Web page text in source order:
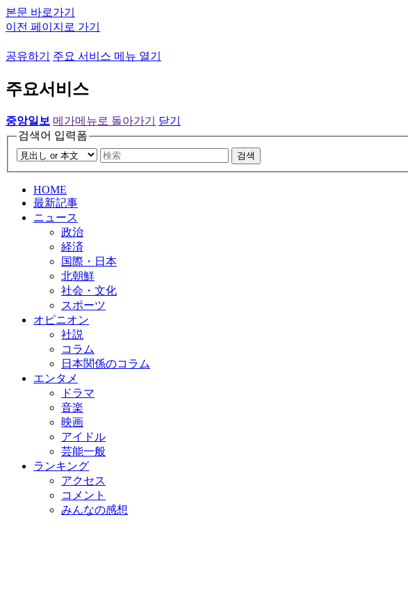
본문 바로가기
이전 페이지로 가기
공유하기 주요 서비스 메뉴 열기
주요서비스
중앙일보 메가메뉴로 돌아가기
닫기
검색어 입력폼
검색
HOME
最新記事
ニュース
政治
経済
国際・日本
北朝鮮
社会・文化
スポーツ
オピニオン
社説
コラム
日本関係のコラム
エンタメ
ドラマ
音楽
映画
アイドル
芸能一般
ランキング
アクセス
コメント
みんなの感想